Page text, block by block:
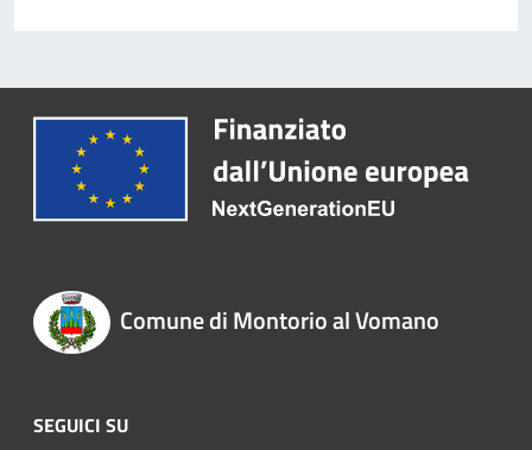
Comune di Montorio al Vomano
SEGUICI SU